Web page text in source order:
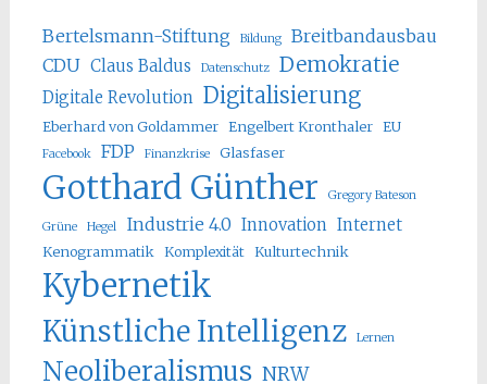
Bertelsmann-Stiftung Bildung
Breitbandausbau
CDU Claus Baldus Datenschutz Demokratie
Digitale Revolution Digitalisierung
Eberhard von Goldammer Engelbert Kronthaler EU
Facebook FDP Finanzkrise Glasfaser
Gotthard Günther Gregory Bateson
Grüne Hegel Industrie 4.0 Innovation Internet
Kenogrammatik Komplexität Kulturtechnik
Kybernetik
Künstliche Intelligenz Lernen
Neoliberalismus NRW